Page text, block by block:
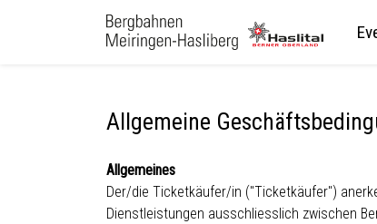
Allgemeine
Allgemeines
Der/die Ticketkäufer/in ("Ticketkäufer")
Dienstleistungen ausschliesslich zwischen